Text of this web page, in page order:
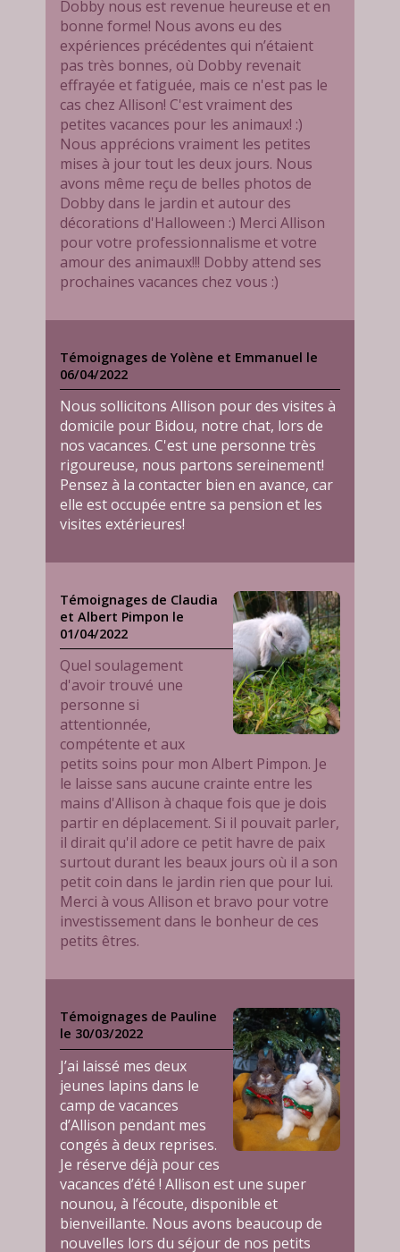
Dobby nous est revenue heureuse et en
bonne forme! Nous avons eu des
expériences précédentes qui n’étaient
pas très bonnes, où Dobby revenait
effrayée et fatiguée, mais ce n'est pas le
cas chez Allison! C'est vraiment des
petites vacances pour les animaux! :)
Nous apprécions vraiment les petites
mises à jour tout les deux jours. Nous
avons même reçu de belles photos de
Dobby dans le jardin et autour des
décorations d'Halloween :) Merci Allison
pour votre professionnalisme et votre
amour des animaux!!! Dobby attend ses
prochaines vacances chez vous :)
Témoignages de Yolène et Emmanuel le
06/04/2022
Nous sollicitons Allison pour des visites à
domicile pour Bidou, notre chat, lors de
nos vacances. C'est une personne très
rigoureuse, nous partons sereinement!
Pensez à la contacter bien en avance, car
elle est occupée entre sa pension et les
visites extérieures!
Témoignages de Claudia
et Albert Pimpon le
01/04/2022
Quel soulagement
d'avoir trouvé une
personne si
attentionnée,
compétente et aux
petits soins pour mon Albert Pimpon. Je
le laisse sans aucune crainte entre les
mains d'Allison à chaque fois que je dois
partir en déplacement. Si il pouvait parler,
il dirait qu'il adore ce petit havre de paix
surtout durant les beaux jours où il a son
petit coin dans le jardin rien que pour lui.
Merci à vous Allison et bravo pour votre
investissement dans le bonheur de ces
petits êtres.
Témoignages de Pauline
le 30/03/2022
J’ai laissé mes deux
jeunes lapins dans le
camp de vacances
d’Allison pendant mes
congés à deux reprises.
Je réserve déjà pour ces
vacances d’été ! Allison est une super
nounou, à l’écoute, disponible et
bienveillante. Nous avons beaucoup de
nouvelles lors du séjour de nos petits